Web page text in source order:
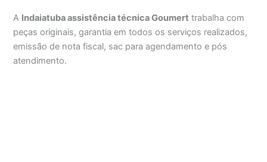
A Indaiatuba assistência técnica Goumert trabalha com
peças originais, garantia em todos os serviços realizados,
emissão de nota fiscal, sac para agendamento e pós
atendimento.